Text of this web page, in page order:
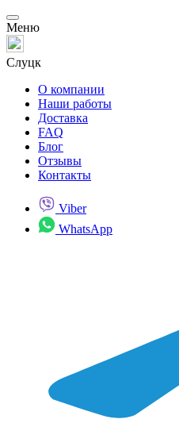
Меню
Слуцк
О компании
Наши работы
Доставка
FAQ
Блог
Отзывы
Контакты
Viber
WhatsApp